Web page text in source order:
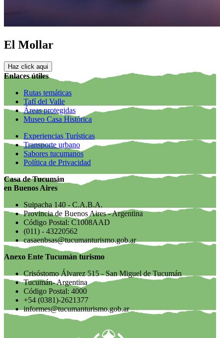
El Mollar
Haz click aqui
Enlaces útiles
Rutas temáticas
Tafí del Valle
Áreas protegidas
Museo Casa Histórica
Experiencias Turísticas
Transporte urbano
Sabores tucumanos
Política de Privacidad
Casa de Tucumán
en Buenos Aires
Suipacha 140 - C.A.B.A.
Provincia de Buenos Aires - Argentina
Código Postal: C1008AAD
(011) - 43220562
casaenbsas@tucumanturismo.gob.ar
Anexo Ente Tucumán turismo
Crisóstomo Álvarez 515 - San Miguel de Tucumán
Tucumán- Argentina
Código Postal: 4000
+54 (0381)-2621377
informes@tucumanturismo.gob.ar